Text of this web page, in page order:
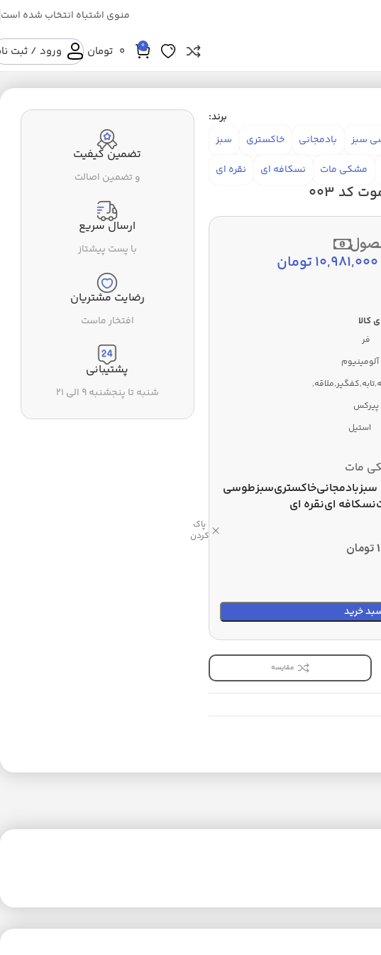
منوی اشتباه انتخاب شده است
0
0 تومان ورود / ثبت
برند:
سبز بادمجانی خاکستری
سبز
مشکی مات نسکافه ای نقره ای
10,981,000تومان
فر
آلومینیوم
پیرکس
استیل
مات
سبزبادمجانیخاکستریسبزطوسی
نسکافه اینقره ای
پاک
کردن
تومان
خرید
مقایسه
تضمین کیفیت
و تضمین اصالت
ارسال سریع
با پست پیشتاز
رضایت مشتریان
افتخار ماست
پشتیبانی
شنبه تا پنجشنبه ۹ الی ۲۱